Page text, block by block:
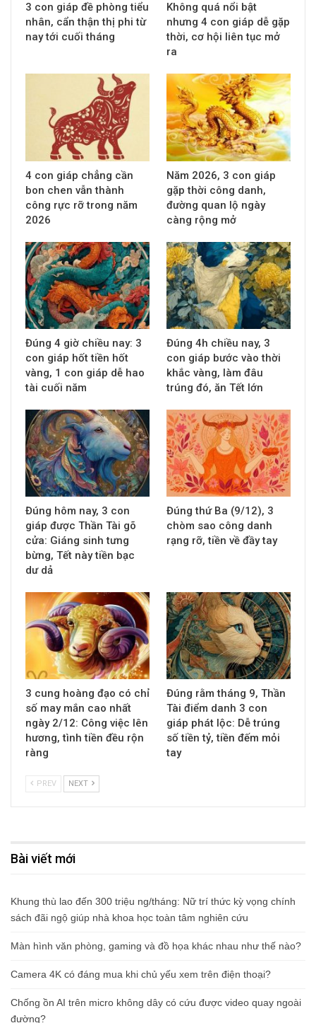
3 con giáp đề phòng tiểu
nhân, cẩn thận thị phi từ
nay tới cuối tháng
Không quá nổi bật
nhưng 4 con giáp dễ gặp
thời, cơ hội liên tục mở
ra
4 con giáp chẳng cần
bon chen vẫn thành
công rực rỡ trong năm
2026
Năm 2026, 3 con giáp
gặp thời công danh,
đường quan lộ ngày
càng rộng mở
Đúng 4 giờ chiều nay: 3
con giáp hốt tiền hốt
vàng, 1 con giáp dễ hao
tài cuối năm
Đúng 4h chiều nay, 3
con giáp bước vào thời
khắc vàng, làm đâu
trúng đó, ăn Tết lớn
Đúng hôm nay, 3 con
giáp được Thần Tài gõ
cửa: Giáng sinh tưng
bừng, Tết này tiền bạc
dư dả
Đúng thứ Ba (9/12), 3
chòm sao công danh
rạng rỡ, tiền về đầy tay
3 cung hoàng đạo có chỉ
số may mắn cao nhất
ngày 2/12: Công việc lên
hương, tình tiền đều rộn
ràng
Đúng rằm tháng 9, Thần
Tài điểm danh 3 con
giáp phát lộc: Dễ trúng
số tiền tỷ, tiền đếm mỏi
tay
PREV NEXT
Bài viết mới
Khung thù lao đến 300 triệu ng/tháng: Nữ trí thức kỳ vọng chính
sách đãi ngộ giúp nhà khoa học toàn tâm nghiên cứu
Màn hình văn phòng, gaming và đồ họa khác nhau như thế nào?
Camera 4K có đáng mua khi chủ yếu xem trên điện thoại?
Chống ồn AI trên micro không dây có cứu được video quay ngoài
đường?